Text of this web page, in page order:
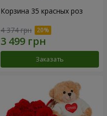
Корзина 35 красных роз
4 374 грн
Заказать